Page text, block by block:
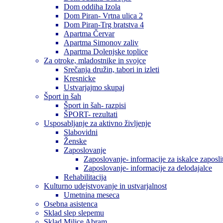
Dom oddiha Izola
Dom Piran- Vrtna ulica 2
Dom Piran-Trg bratstva 4
Apartma Červar
Apartma Simonov zaliv
Apartma Dolenjske toplice
Za otroke, mladostnike in svojce
Srečanja družin, tabori in izleti
Kresnicke
Ustvarjajmo skupaj
Šport in šah
Šport in šah- razpisi
ŠPORT- rezultati
Usposabljanje za aktivno življenje
Slabovidni
Ženske
Zaposlovanje
Zaposlovanje- informacije za iskalce
Zaposlovanje- informacije za delodajalce
Rehabilitacija
Kulturno udejstvovanje in ustvarjalnost
Umetnina meseca
Osebna asistenca
Sklad slep slepemu